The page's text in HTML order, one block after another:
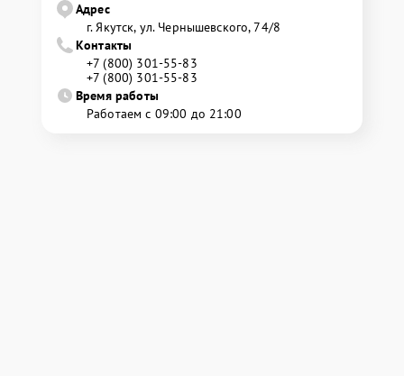
Адрес
г. Якутск, ул. Чернышевского, 74/8
Контакты
+7 (800) 301-55-83
+7 (800) 301-55-83
Время работы
Работаем с 09:00 до 21:00